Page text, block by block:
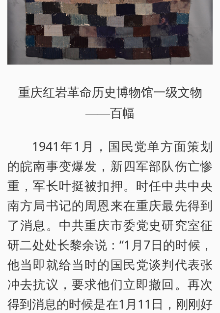
重庆红岩革命历史博物馆一级文物
——百幅
1941年1月，国民党单方面策划
的皖南事变爆发，新四军部队伤亡惨
重，军长叶挺被扣押。时任中共中央
南方局书记的周恩来在重庆最先得到
了消息。中共重庆市委党史研究室征
研二处处长黎余说：“1月7日的时候，
他当即就给当时的国民党谈判代表张
冲去抗议，要求他们立即撤回。再次
得到消息的时候是在1月11日，刚刚好